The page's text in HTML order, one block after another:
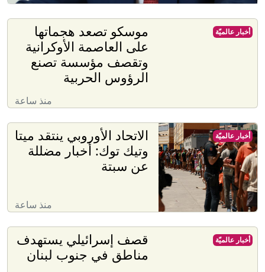
موسكو تصعد هجماتها
على العاصمة الأوكرانية
وتقصف مؤسسة تصنع
الرؤوس الحربية
منذ ساعة
أخبار عالميّة
الاتحاد الأوروبي ينتقد ميتا
وتيك توك: أخبار مضللة
عن سبتة
منذ ساعة
أخبار عالميّة
قصف إسرائيلي يستهدف
مناطق في جنوب لبنان
أخبار عالميّة